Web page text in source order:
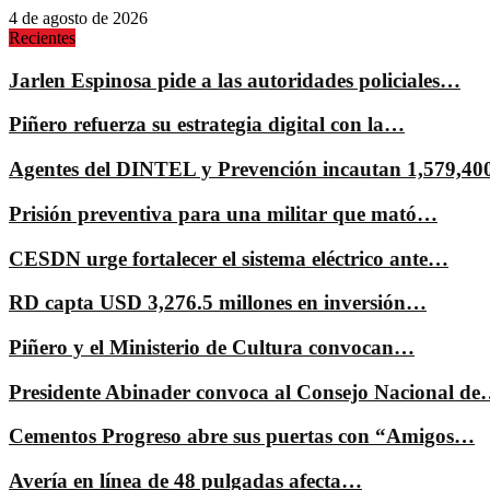
4 de agosto de 2026
Recientes
Jarlen Espinosa pide a las autoridades policiales…
Piñero refuerza su estrategia digital con la…
Agentes del DINTEL y Prevención incautan
Prisión preventiva para una militar que mató…
CESDN urge fortalecer el sistema eléctrico ante…
RD capta USD 3,276.5 millones en inversión…
Piñero y el Ministerio de Cultura convocan…
Presidente Abinader convoca al Consejo Nacional
Cementos Progreso abre sus puertas con “Amigos…
Avería en línea de 48 pulgadas afecta…